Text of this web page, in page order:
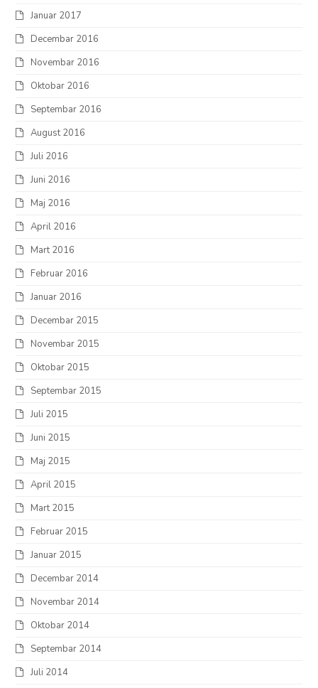
Januar 2017
Decembar 2016
Novembar 2016
Oktobar 2016
Septembar 2016
August 2016
Juli 2016
Juni 2016
Maj 2016
April 2016
Mart 2016
Februar 2016
Januar 2016
Decembar 2015
Novembar 2015
Oktobar 2015
Septembar 2015
Juli 2015
Juni 2015
Maj 2015
April 2015
Mart 2015
Februar 2015
Januar 2015
Decembar 2014
Novembar 2014
Oktobar 2014
Septembar 2014
Juli 2014